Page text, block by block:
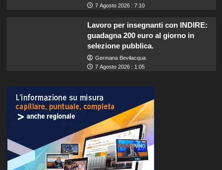
7 Agosto 2026 : 7:10
Lavoro per insegnanti con INDIRE:
guadagna 200 euro al giorno in
selezione pubblica.
Germana Bevilacqua
7 Agosto 2026 : 1:05